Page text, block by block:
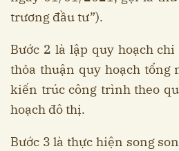
trương đầu tư”).
Bước 2 là lập quy hoạch
thỏa thuận quy hoạch tổng
kiến trúc công trình theo
hoạch đô thị.
Bước 3 là thực hiện song